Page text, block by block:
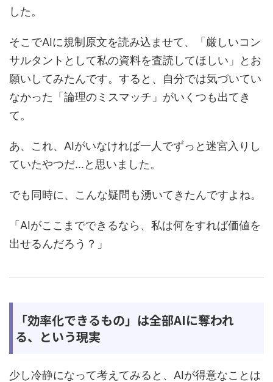
した。
そこでAIに規制原文を読み込ませて、「厳しいコン
サルタントとして私の資料を査読してほしい」とお
願いしてみたんです。すると、自分では気づいてい
なかった「論理のミスマッチ」がいくつも出てき
て。
あ、これ、AIがいなければ一人でずっと迷宮入りし
ていたやつだ…と思いました。
でも同時に、こんな疑問も湧いてきたんですよね。
「AIがここまでできるなら、私は何をすれば価値を
出せるんだろう？」
「効率化できるもの」は全部AIに奪われ
る、という現実
少し冷静になって考えてみると、AIが得意なことは